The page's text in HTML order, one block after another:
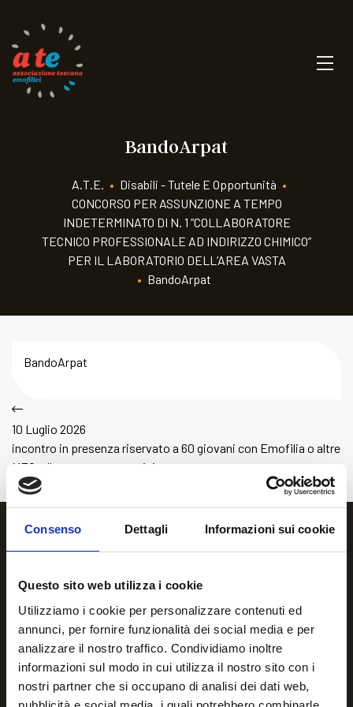
Consenso Dettagli Informazioni sui cookie
Questo sito web utilizza i cookie
Utilizziamo i cookie per personalizzare contenuti ed
annunci, per fornire funzionalità dei social media e per
analizzare il nostro traffico. Condividiamo inoltre
informazioni sul modo in cui utilizza il nostro sito con i
nostri partner che si occupano di analisi dei dati web,
BandoArpat
A.T.E. • Disabili - Tutele E Opportunità •
CONCORSO PER ASSUNZIONE A TEMPO
INDETERMINATO DI N. 1 “COLLABORATORE
TECNICO PROFESSIONALE AD INDIRIZZO CHIMICO”
PER IL LABORATORIO DELL’AREA VASTA
• BandoArpat
BandoArpat
10 Luglio 2026
incontro in presenza riservato a 60 giovani con Emofilia o altre
MEC, alle ragazze portatrici
Per qualsiasi informazione o